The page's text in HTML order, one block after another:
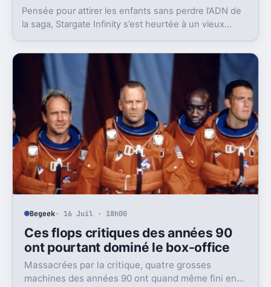
Pensée pour attirer les enfants sans perdre l’ADN de
la saga, Stargate Infinity s’est heurtée à un vieux
Begeek· 16 Juil · 18h00
Ces flops critiques des années 90
ont pourtant dominé le box-office
Massacrées par la critique, quatre grosses
machines des années 90 ont quand même fini en